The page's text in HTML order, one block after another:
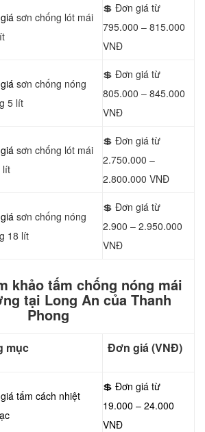
sơn chống lót mái
💲 Đơn giá từ
795.000 – 815.000
VNĐ
sơn chống nóng
5 lít
💲 Đơn giá từ
805.000 – 845.000
VNĐ
sơn chống lót mái
lít
💲 Đơn giá từ
2.750.000 –
2.800.000 VNĐ
sơn chống nóng
18 lít
💲 Đơn giá từ
2.900 – 2.950.000
VNĐ
khảo tấm chống nóng mái
tại Long An của Thanh
Phong
mục Đơn giá (VNĐ)
tấm cách nhiệt
💲 Đơn giá từ
19.000 – 24.000
VNĐ